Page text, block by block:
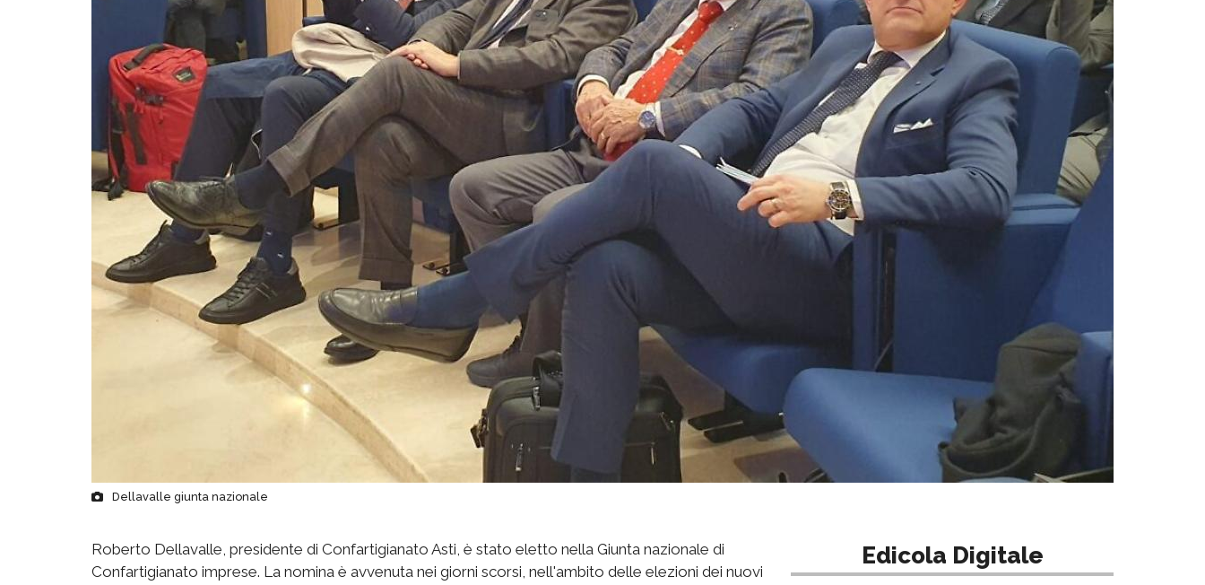
Dellavalle giunta nazionale
Roberto Dellavalle, presidente di Confartigianato Asti, è stato eletto nella Giunta nazionale di
Confartigianato imprese. La nomina è avvenuta nei giorni scorsi, nell'ambito delle elezioni dei nuovi
Edicola Digitale